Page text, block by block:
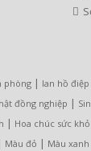
phòng | lan hồ điệp
đồng nghiệp |
| Hoa chúc sức
Màu đỏ | Màu